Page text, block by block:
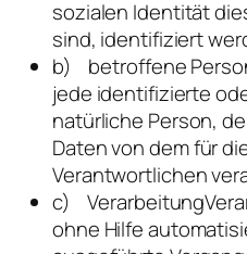
sozialen Identität
sind, identifiziert
b) betroffene
jede identifizierte
natürliche Person,
Daten von dem für
Verantwortlichen
c)
ohne Hilfe